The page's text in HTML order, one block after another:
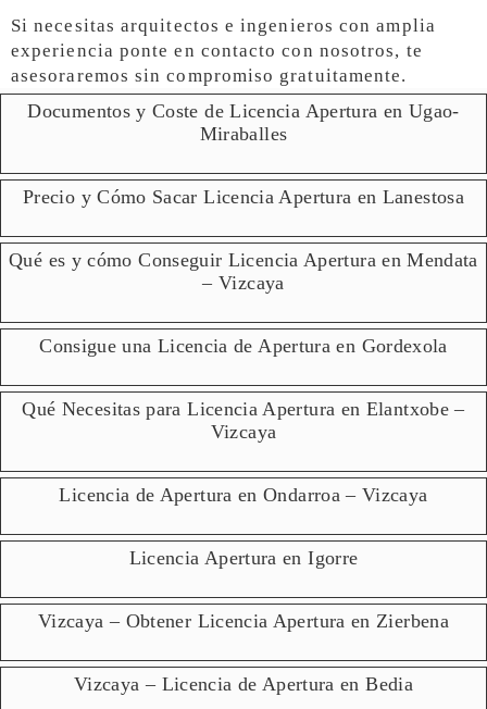
Si necesitas arquitectos e ingenieros con amplia
experiencia ponte en contacto con nosotros, te
asesoraremos sin compromiso gratuitamente.
Documentos y Coste de Licencia Apertura en Ugao-
Miraballes
Precio y Cómo Sacar Licencia Apertura en Lanestosa
Qué es y cómo Conseguir Licencia Apertura en Mendata
– Vizcaya
Consigue una Licencia de Apertura en Gordexola
Qué Necesitas para Licencia Apertura en Elantxobe –
Vizcaya
Licencia de Apertura en Ondarroa – Vizcaya
Licencia Apertura en Igorre
Vizcaya – Obtener Licencia Apertura en Zierbena
Vizcaya – Licencia de Apertura en Bedia